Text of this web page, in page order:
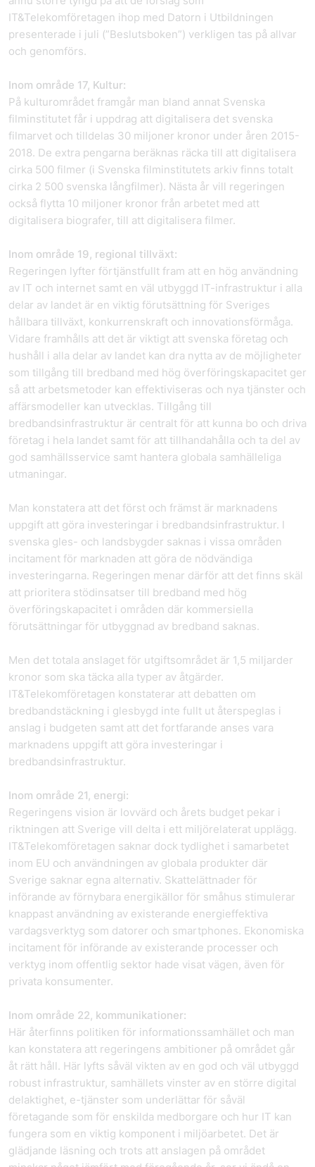
IT&Telekomföretagen ihop med Datorn i Utbildningen
presenterade i juli (”Beslutsboken”) verkligen tas på allvar
och genomförs.
Inom område 17, Kultur:
På kulturområdet framgår man bland annat Svenska
filminstitutet får i uppdrag att digitalisera det svenska
filmarvet och tilldelas 30 miljoner kronor under åren 2015-
2018. De extra pengarna beräknas räcka till att digitalisera
cirka 500 filmer (i Svenska filminstitutets arkiv finns totalt
cirka 2 500 svenska långfilmer). Nästa år vill regeringen
också flytta 10 miljoner kronor från arbetet med att
digitalisera biografer, till att digitalisera filmer.
Inom område 19, regional tillväxt:
Regeringen lyfter förtjänstfullt fram att en hög användning
av IT och internet samt en väl utbyggd IT-infrastruktur i alla
delar av landet är en viktig förutsättning för Sveriges
hållbara tillväxt, konkurrenskraft och innovationsförmåga.
Vidare framhålls att det är viktigt att svenska företag och
hushåll i alla delar av landet kan dra nytta av de möjligheter
som tillgång till bredband med hög överföringskapacitet ger
så att arbetsmetoder kan effektiviseras och nya tjänster och
affärsmodeller kan utvecklas. Tillgång till
bredbandsinfrastruktur är centralt för att kunna bo och driva
företag i hela landet samt för att tillhandahålla och ta del av
god samhällsservice samt hantera globala samhälleliga
utmaningar.
Man konstatera att det först och främst är marknadens
uppgift att göra investeringar i bredbandsinfrastruktur. I
svenska gles- och landsbygder saknas i vissa områden
incitament för marknaden att göra de nödvändiga
investeringarna. Regeringen menar därför att det finns skäl
att prioritera stödinsatser till bredband med hög
överföringskapacitet i områden där kommersiella
förutsättningar för utbyggnad av bredband saknas.
Men det totala anslaget för utgiftsområdet är 1,5 miljarder
kronor som ska täcka alla typer av åtgärder.
IT&Telekomföretagen konstaterar att debatten om
bredbandstäckning i glesbygd inte fullt ut återspeglas i
anslag i budgeten samt att det fortfarande anses vara
marknadens uppgift att göra investeringar i
bredbandsinfrastruktur.
Inom område 21, energi:
Regeringens vision är lovvärd och årets budget pekar i
riktningen att Sverige vill delta i ett miljörelaterat upplägg.
IT&Telekomföretagen saknar dock tydlighet i samarbetet
inom EU och användningen av globala produkter där
Sverige saknar egna alternativ. Skattelättnader för
införande av förnybara energikällor för småhus stimulerar
knappast användning av existerande energieffektiva
vardagsverktyg som datorer och smartphones. Ekonomiska
incitament för införande av existerande processer och
verktyg inom offentlig sektor hade visat vägen, även för
privata konsumenter.
Inom område 22, kommunikationer:
Här återfinns politiken för informationssamhället och man
kan konstatera att regeringens ambitioner på området går
åt rätt håll. Här lyfts såväl vikten av en god och väl utbyggd
robust infrastruktur, samhällets vinster av en större digital
delaktighet, e-tjänster som underlättar för såväl
företagande som för enskilda medborgare och hur IT kan
fungera som en viktig komponent i miljöarbetet. Det är
glädjande läsning och trots att anslagen på området